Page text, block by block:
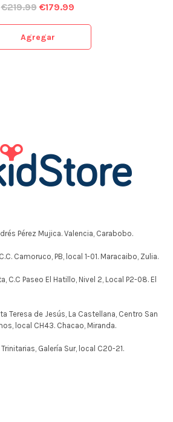
€219.99 €179.99
Agregar